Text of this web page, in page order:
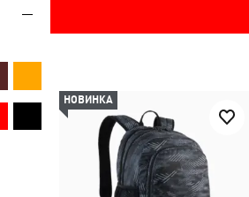
НОВИНКА